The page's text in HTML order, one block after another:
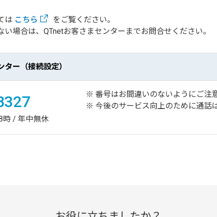
は こちら
をご覧ください。
場合は、QTnetお客さまセンターまでお問合せください。
ー（接続設定）
時 / 年中無休
番号はお間違いのないようにご注
今後のサービス向上のために通話